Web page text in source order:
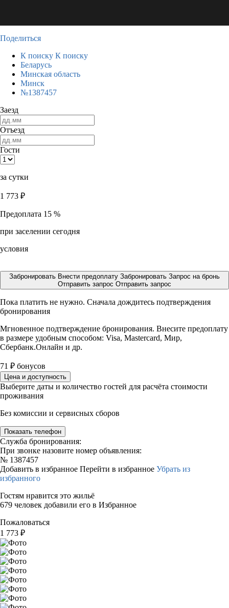
Поделиться
К поиску К поиску
Беларусь
Минская область
Минск
№1387457
Заезд
Отъезд
Гости
за сутки
1 773 ₽
Предоплата 15 %
при заселении сегодня
условия
Забронировать Внести предоплату Забронировать Запрос на бронь
Отправить запрос Отправить запрос
Пока платить не нужно. Сначала дождитесь подтверждения
бронирования
Мгновенное подтверждение бронирования. Внесите предоплату
в размере удобным способом: Visa, Mastercard, Мир,
Сбербанк.Онлайн и др.
71 ₽ бонусов
Цена и доступность
Выберите даты и количество гостей для расчёта стоимости
проживания
Без комиссии и сервисных сборов
Показать телефон
Служба бронирования:
При звонке назовите номер объявления:
№ 1387457
Добавить в избранное Перейти в избранное Убрать из
избранного
Гостям нравится это жильё
679 человек добавили его в Избранное
Пожаловаться
1 773 ₽